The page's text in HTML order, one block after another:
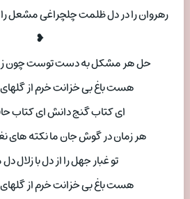
رهروان را در دل ظلمت چلچراغی مشعل
❥
حل هر مشکل به دست توست چون ز
هست باغ بی خزانت خرم از
ای کتاب گنج دانش ای کتاب
هر زمان در گوش جان ما نکته های
تو غبار جهل را از دل با زلال
هست باغ بی خزانت خرم از